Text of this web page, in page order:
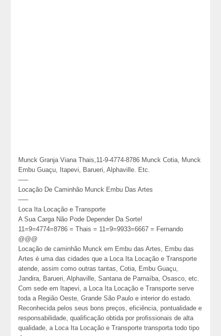
Munck Granja Viana Thais,11-9-4774-8786 Munck Cotia, Munck
Embu Guaçu, Itapevi, Barueri, Alphaville. Etc.
—–
Locação De Caminhão Munck Embu Das Artes
—–
Loca Ita Locação e Transporte
A Sua Carga Não Pode Depender Da Sorte!
11=9=4774=8786 = Thais = 11=9=9933=6667 = Fernando
@@@
Locação de caminhão Munck em Embu das Artes, Embu das
Artes é uma das cidades que a Loca Ita Locação e Transporte
atende, assim como outras tantas, Cotia, Embu Guaçu,
Jandira, Barueri, Alphaville, Santana de Parnaíba, Osasco, etc.
Com sede em Itapevi, a Loca Ita Locação e Transporte serve
toda a Região Oeste, Grande São Paulo e interior do estado.
Reconhecida pelos seus bons preços, eficiência, pontualidade e
responsabilidade, qualificação obtida por profissionais de alta
qualidade, a Loca Ita Locação e Transporte transporta todo tipo